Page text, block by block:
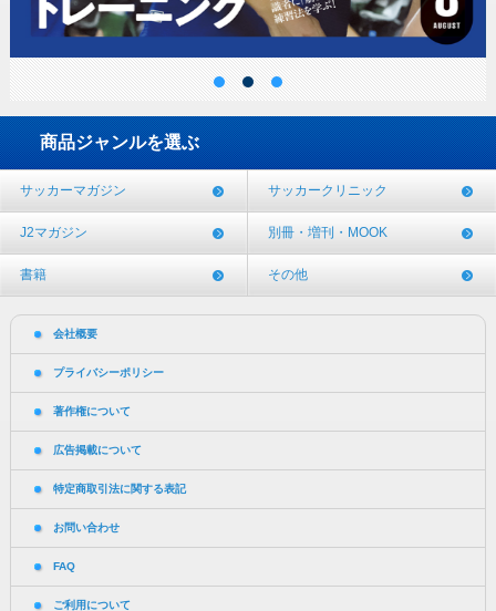
商品ジャンルを選ぶ
サッカーマガジン サッカークリニック
J2マガジン 別冊・増刊・MOOK
書籍 その他
会社概要
プライバシーポリシー
著作権について
広告掲載について
特定商取引法に関する表記
お問い合わせ
FAQ
ご利用について